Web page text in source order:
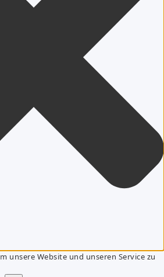
unsere Website und unseren Service zu